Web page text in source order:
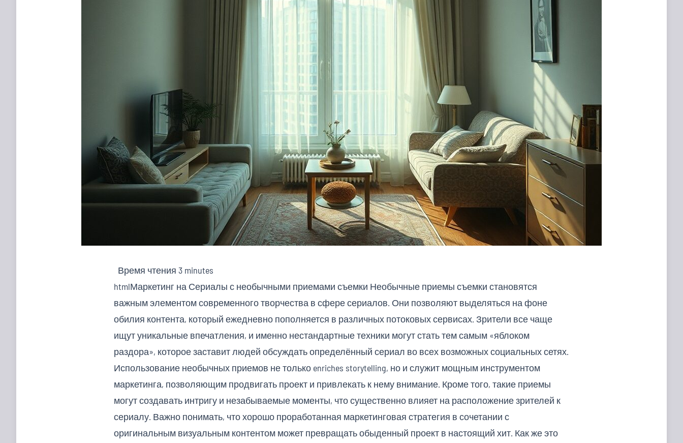
Время чтения 3 minutes
htmlМаркетинг на Сериалы с необычными приемами съемки Необычные приемы съемки становятся
важным элементом современного творчества в сфере сериалов. Они позволяют выделяться на фоне
обилия контента, который ежедневно пополняется в различных потоковых сервисах. Зрители все чаще
ищут уникальные впечатления, и именно нестандартные техники могут стать тем самым «яблоком
раздора», которое заставит людей обсуждать определённый сериал во всех возможных социальных сетях.
Использование необычных приемов не только enriches storytelling, но и служит мощным инструментом
маркетинга, позволяющим продвигать проект и привлекать к нему внимание. Кроме того, такие приемы
могут создавать интригу и незабываемые моменты, что существенно влияет на расположение зрителей к
сериалу. Важно понимать, что хорошо проработанная маркетинговая стратегия в сочетании с
оригинальным визуальным контентом может превращать обыденный проект в настоящий хит. Как же это